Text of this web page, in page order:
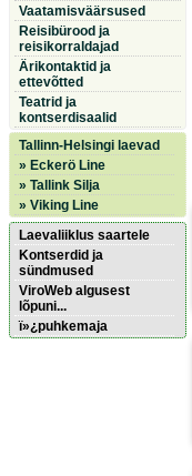
Vaatamisväärsused
Reisibürood ja
reisikorraldajad
Ärikontaktid ja
ettevõtted
Teatrid ja
kontserdisaalid
Tallinn-Helsingi laevad
» Eckerö Line
» Tallink Silja
» Viking Line
Laevaliiklus saartele
Kontserdid ja
sündmused
ViroWeb algusest
lõpuni...
ï»¿puhkemaja